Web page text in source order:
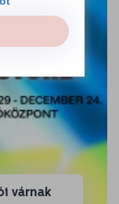
várnak